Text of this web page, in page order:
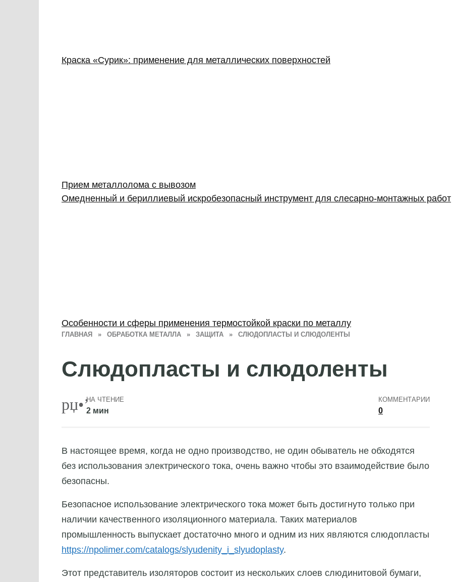
ГЛАВНАЯ » ОБРАБОТКА МЕТАЛЛА » ЗАЩИТА » СЛЮДОПЛАСТЫ И СЛЮДОЛЕНТЫ
Слюдопласты и слюдоленты
НА ЧТЕНИЕ
2 мин
КОММЕНТАРИИ
0
В настоящее время, когда не одно производство, не один обыватель не обходятся
без использования электрического тока, очень важно чтобы это взаимодействие было
безопасны.
Безопасное использование электрического тока может быть достигнуто только при
наличии качественного изоляционного материала. Таких материалов
промышленность выпускает достаточно много и одним из них являются слюдопласты
https://npolimer.com/catalogs/slyudenity_i_slyudoplasty.
Этот представитель изоляторов состоит из нескольких слоев слюдинитовой бумаги,
Краска «Сурик»: применение для металлических поверхностей
Прием металлолома с вывозом
Омедненный и бериллиевый искробезопасный инструмент для слесарно-монтажных работ
Особенности и сферы применения термостойкой краски по металлу